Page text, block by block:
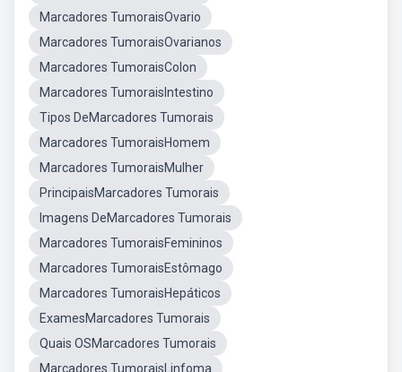
Marcadores TumoraisOvario
Marcadores TumoraisOvarianos
Marcadores TumoraisColon
Marcadores TumoraisIntestino
Tipos DeMarcadores Tumorais
Marcadores TumoraisHomem
Marcadores TumoraisMulher
PrincipaisMarcadores Tumorais
Imagens DeMarcadores Tumorais
Marcadores TumoraisFemininos
Marcadores TumoraisEstômago
Marcadores TumoraisHepáticos
ExamesMarcadores Tumorais
Quais OSMarcadores Tumorais
Marcadores TumoraisLinfoma